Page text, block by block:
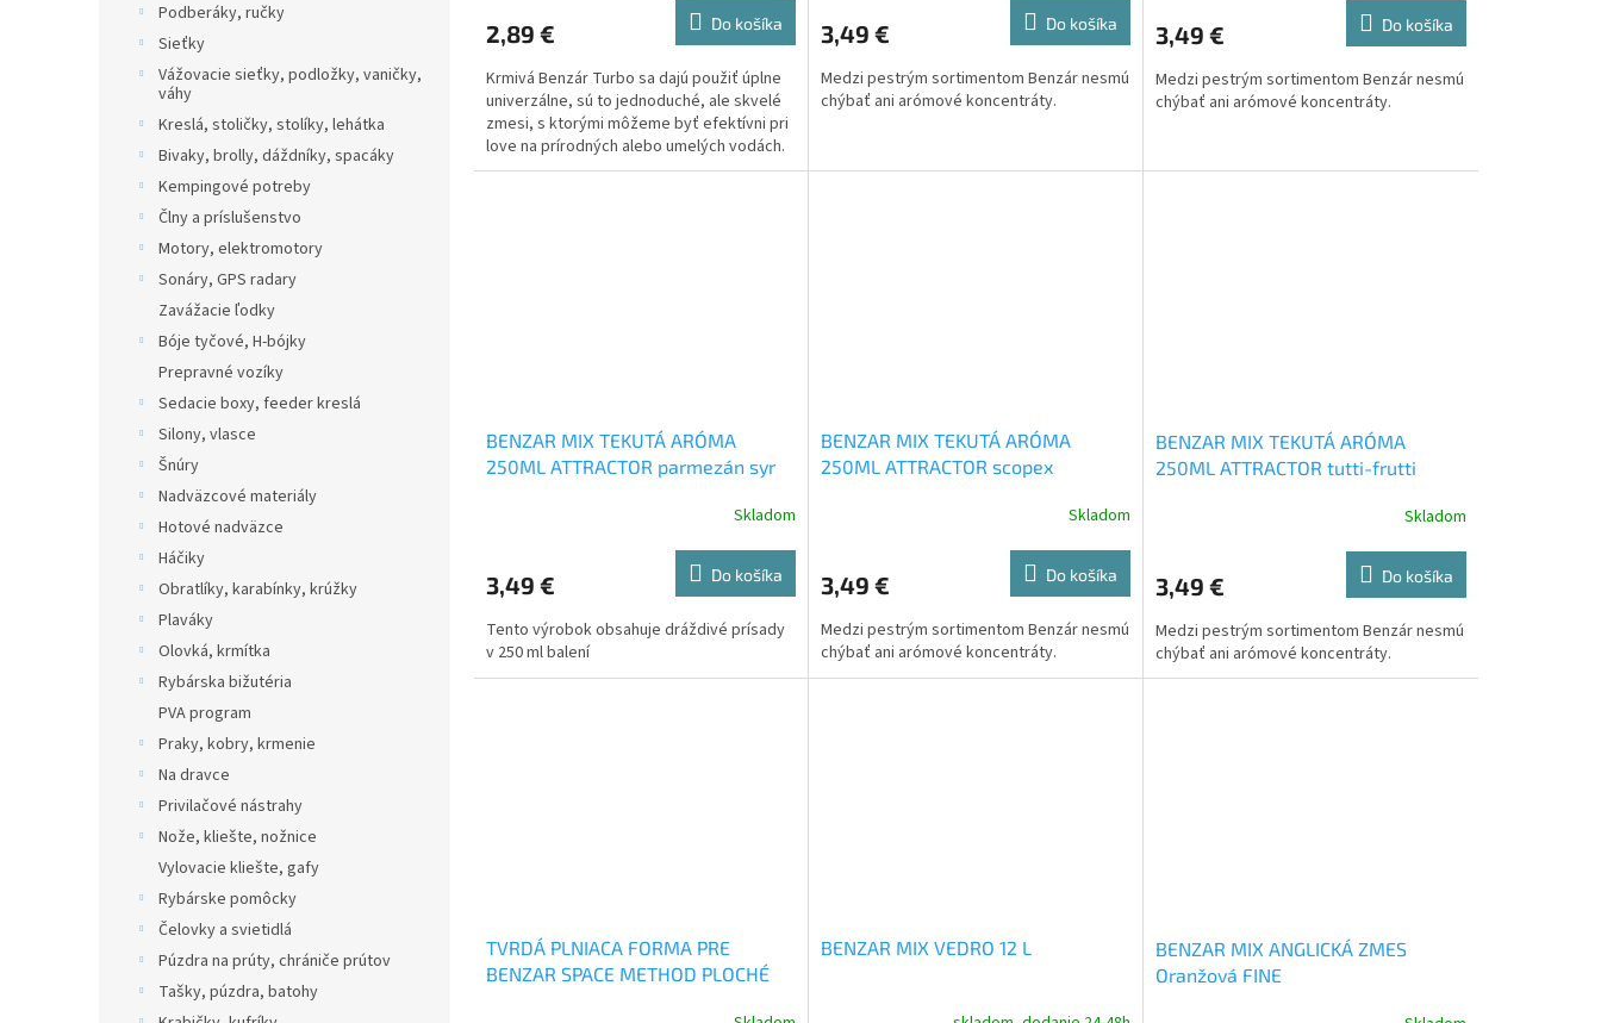
Podberáky, ručky
Sieťky
Vážovacie sieťky, podložky, vaničky,
váhy
Kreslá, stoličky, stolíky, lehátka
Bivaky, brolly, dáždníky, spacáky
Kempingové potreby
Člny a príslušenstvo
Motory, elektromotory
Sonáry, GPS radary
Zavážacie ľodky
Bóje tyčové, H-bójky
Prepravné vozíky
Sedacie boxy, feeder kreslá
Silony, vlasce
Šnúry
Nadväzcové materiály
Hotové nadväzce
Háčiky
Obratlíky, karabínky, krúžky
Plaváky
Olovká, krmítka
Rybárska bižutéria
PVA program
Praky, kobry, krmenie
Na dravce
Privilačové nástrahy
Nože, kliešte, nožnice
Vylovacie kliešte, gafy
Rybárske pomôcky
Čelovky a svietidlá
Púzdra na prúty, chrániče prútov
Tašky, púzdra, batohy
2,89 € Do košíka
Krmivá Benzár Turbo sa dajú použiť úplne
univerzálne, sú to jednoduché, ale skvelé
zmesi, s ktorými môžeme byť efektívni pri
love na prírodných alebo umelých vodách.
3,49 € Do košíka
Medzi pestrým sortimentom Benzár nesmú
chýbať ani arómové koncentráty.
3,49 € Do košíka
Medzi pestrým sortimentom Benzár nesmú
chýbať ani arómové koncentráty.
BENZAR MIX TEKUTÁ ARÓMA
250ML ATTRACTOR parmezán syr
Skladom
3,49 € Do košíka
Tento výrobok obsahuje dráždivé prísady
v 250 ml balení
BENZAR MIX TEKUTÁ ARÓMA
250ML ATTRACTOR scopex
Skladom
3,49 € Do košíka
Medzi pestrým sortimentom Benzár nesmú
chýbať ani arómové koncentráty.
BENZAR MIX TEKUTÁ ARÓMA
250ML ATTRACTOR tutti-frutti
Skladom
3,49 € Do košíka
Medzi pestrým sortimentom Benzár nesmú
chýbať ani arómové koncentráty.
TVRDÁ PLNIACA FORMA PRE
BENZAR SPACE METHOD PLOCHÉ
BENZAR MIX VEDRO 12 L
BENZAR MIX ANGLICKÁ ZMES
Oranžová FINE